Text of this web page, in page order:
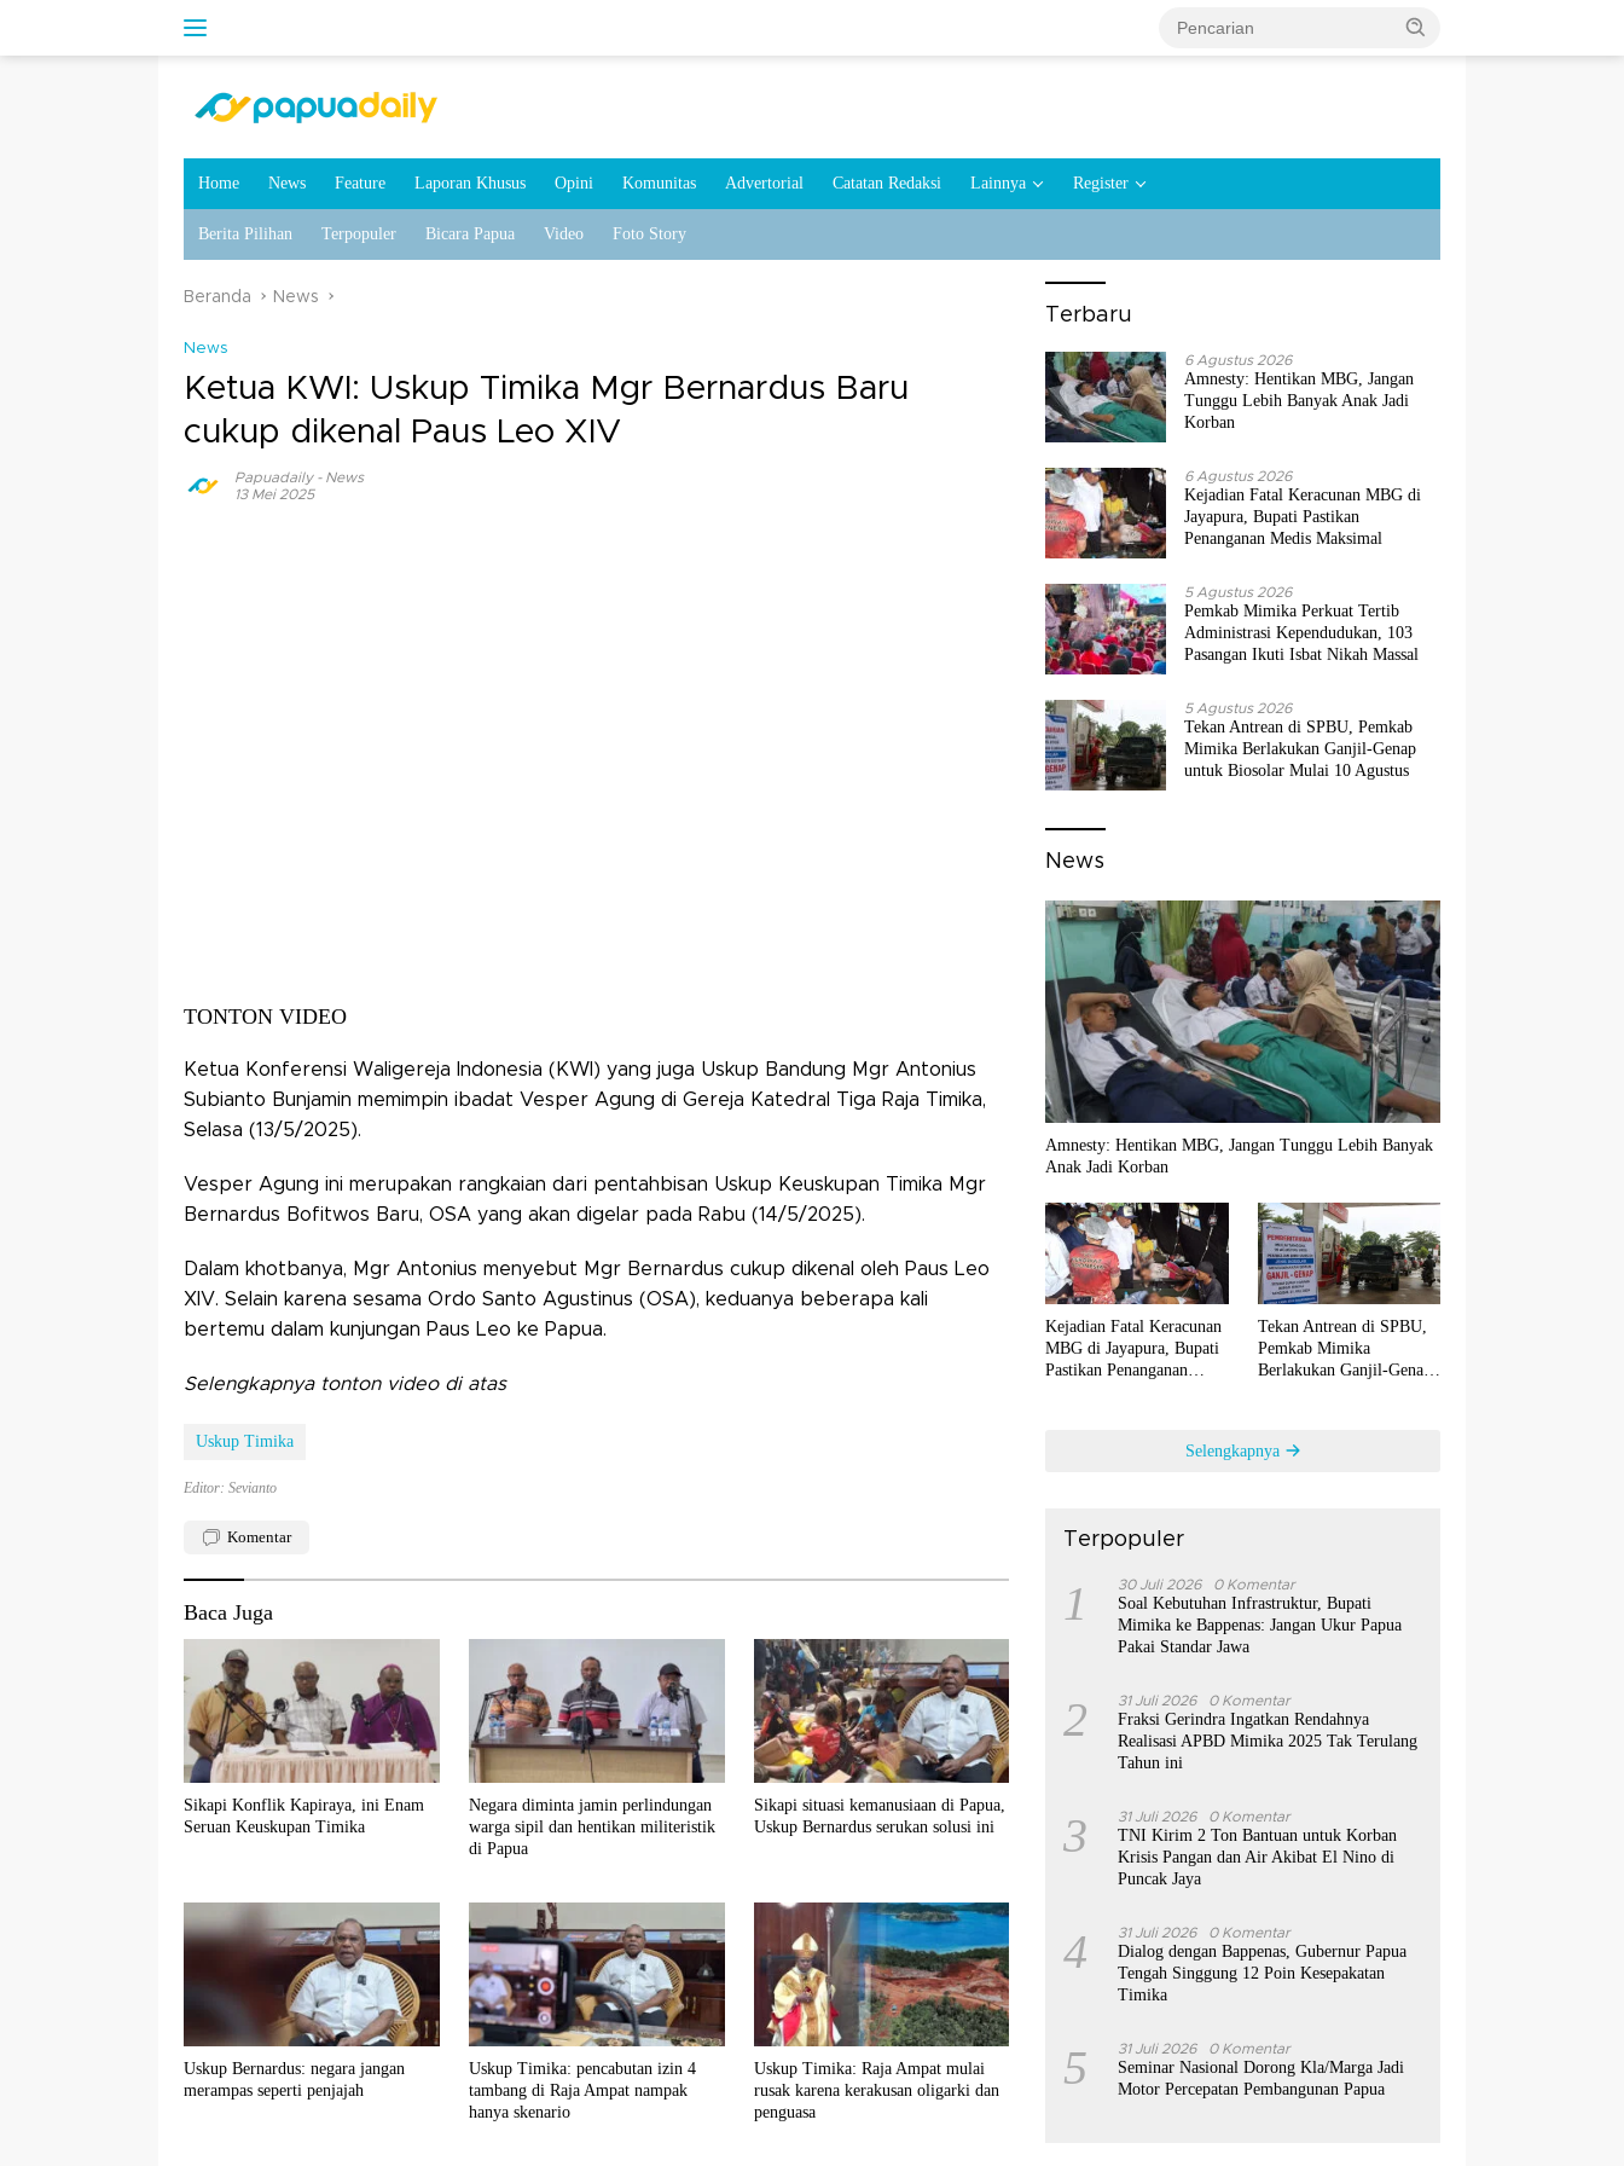
Home News Feature Laporan Khusus Opini Komunitas Advertorial Catatan Redaksi Lainnya Register
Berita Pilihan Terpopuler Bicara Papua Video Foto Story
Beranda News
News
Ketua KWI: Uskup Timika Mgr Bernardus Baru
cukup dikenal Paus Leo XIV
Papuadaily- News
13 Mei 2025
TONTON VIDEO
Ketua Konferensi Waligereja Indonesia (KWI) yang juga Uskup Bandung Mgr Antonius
Subianto Bunjamin memimpin ibadat Vesper Agung di Gereja Katedral Tiga Raja Timika,
Selasa (13/5/2025).
Vesper Agung ini merupakan rangkaian dari pentahbisan Uskup Keuskupan Timika Mgr
Bernardus Bofitwos Baru, OSA yang akan digelar pada Rabu (14/5/2025).
Dalam khotbanya, Mgr Antonius menyebut Mgr Bernardus cukup dikenal oleh Paus Leo
XIV. Selain karena sesama Ordo Santo Agustinus (OSA), keduanya beberapa kali
bertemu dalam kunjungan Paus Leo ke Papua.
Selengkapnya tonton video di atas
Uskup Timika
Editor: Sevianto
Komentar
Baca Juga
Sikapi Konflik Kapiraya, ini Enam
Seruan Keuskupan Timika
Negara diminta jamin perlindungan
warga sipil dan hentikan militeristik
di Papua
Sikapi situasi kemanusiaan di Papua,
Uskup Bernardus serukan solusi ini
Uskup Bernardus: negara jangan
merampas seperti penjajah
Uskup Timika: pencabutan izin 4
tambang di Raja Ampat nampak
hanya skenario
Uskup Timika: Raja Ampat mulai
rusak karena kerakusan oligarki dan
penguasa
Terbaru
6 Agustus 2026
Amnesty: Hentikan MBG, Jangan
Tunggu Lebih Banyak Anak Jadi
Korban
6 Agustus 2026
Kejadian Fatal Keracunan MBG di
Jayapura, Bupati Pastikan
Penanganan Medis Maksimal
5 Agustus 2026
Pemkab Mimika Perkuat Tertib
Administrasi Kependudukan, 103
Pasangan Ikuti Isbat Nikah Massal
5 Agustus 2026
Tekan Antrean di SPBU, Pemkab
Mimika Berlakukan Ganjil-Genap
untuk Biosolar Mulai 10 Agustus
News
Amnesty: Hentikan MBG, Jangan Tunggu Lebih Banyak
Anak Jadi Korban
Kejadian Fatal Keracunan
MBG di Jayapura, Bupati
Pastikan Penanganan
Tekan Antrean di SPBU,
Pemkab Mimika
Berlakukan Ganjil-Genap
Selengkapnya
Terpopuler
1 30 Juli 2026 0 Komentar
Soal Kebutuhan Infrastruktur, Bupati
Mimika ke Bappenas: Jangan Ukur Papua
Pakai Standar Jawa
2 31 Juli 2026 0 Komentar
Fraksi Gerindra Ingatkan Rendahnya
Realisasi APBD Mimika 2025 Tak Terulang
Tahun ini
3 31 Juli 2026 0 Komentar
TNI Kirim 2 Ton Bantuan untuk Korban
Krisis Pangan dan Air Akibat El Nino di
Puncak Jaya
4 31 Juli 2026 0 Komentar
Dialog dengan Bappenas, Gubernur Papua
Tengah Singgung 12 Poin Kesepakatan
Timika
5 31 Juli 2026 0 Komentar
Seminar Nasional Dorong Kla/Marga Jadi
Motor Percepatan Pembangunan Papua